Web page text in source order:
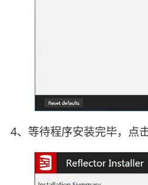
4、等待程序安装完毕，点